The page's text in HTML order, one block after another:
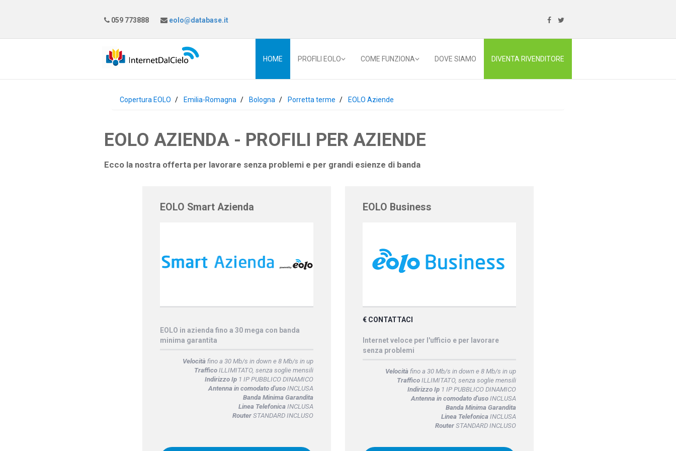
059 773888 eolo@database.it
HOME PROFILI EOLO COME FUNZIONA DOVE SIAMO DIVENTA RIVENDITORE
Copertura EOLO Emilia-Romagna Bologna Porretta terme EOLO Aziende
EOLO AZIENDA - PROFILI PER AZIENDE
Ecco la nostra offerta per lavorare senza problemi e per grandi esienze di banda
EOLO Smart Azienda
EOLO in azienda fino a 30 mega con banda
minima garantita
Velocità fino a 30 Mb/s in down e 8 Mb/s in up
Traffico ILLIMITATO, senza soglie mensili
Indirizzo Ip 1 IP PUBBLICO DINAMICO
Antenna in comodato d'uso INCLUSA
Banda Minima Garandita
Linea Telefonica INCLUSA
Router STANDARD INCLUSO
EOLO Business
€ CONTATTACI
Internet veloce per l'ufficio e per lavorare
senza problemi
Velocità fino a 30 Mb/s in down e 8 Mb/s in up
Traffico ILLIMITATO, senza soglie mensili
Indirizzo Ip 1 IP PUBBLICO DINAMICO
Antenna in comodato d'uso INCLUSA
Banda Minima Garandita
Linea Telefonica INCLUSA
Router STANDARD INCLUSO